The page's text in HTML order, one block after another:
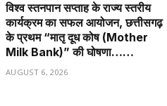
विश्व स्तनपान सप्ताह के राज्य स्तरीय
कार्यक्रम का सफल आयोजन, छत्तीसगढ़
के प्रथम “मातृ दूध कोष (Mother
Milk Bank)” की घोषणा……
AUGUST 6, 2026